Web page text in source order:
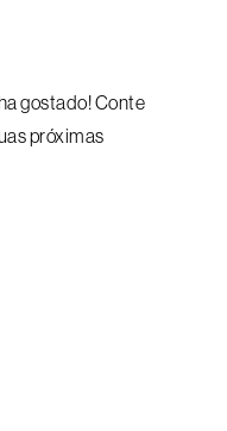
gostado! Conte
próximas